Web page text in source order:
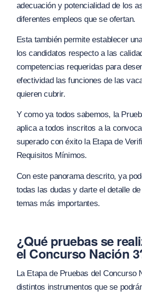
adecuación y potencialidad de los
diferentes empleos que se ofertan.
Esta también permite establecer
los candidatos respecto a las
competencias requeridas para
efectividad las funciones de las
quieren cubrir.
Y como ya todos sabemos, la
aplica a todos inscritos a la
superado con éxito la Etapa de
Requisitos Mínimos.
Con este panorama descrito, ya
todas las dudas y darte el detalle
temas más importantes.
¿Qué pruebas se
el Concurso Nación
La Etapa de Pruebas del Concurso
distintos instrumentos que se